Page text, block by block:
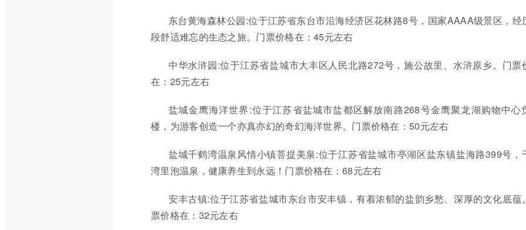
东台黄海森林公园:位于江苏省东台市沿海经济区花林路8号，国家AAAA级景区，经
段舒适难忘的生态之旅。门票价格在：45元左右
中华水浒园:位于江苏省盐城市大丰区人民北路272号，施公故里、水浒原乡。门票
在：25元左右
盐城金鹰海洋世界:位于江苏省盐城市盐都区解放南路268号金鹰聚龙湖购物中心
楼，为游客创造一个亦真亦幻的奇幻海洋世界。门票价格在：50元左右
盐城千鹤湾温泉风情小镇菩提美泉:位于江苏省盐城市亭湖区盐东镇盐海路399号，
湾里泡温泉，健康养生到永远！门票价格在：68元左右
安丰古镇:位于江苏省盐城市东台市安丰镇，有着浓郁的盐韵乡愁、深厚的文化底蕴
票价格在：32元左右